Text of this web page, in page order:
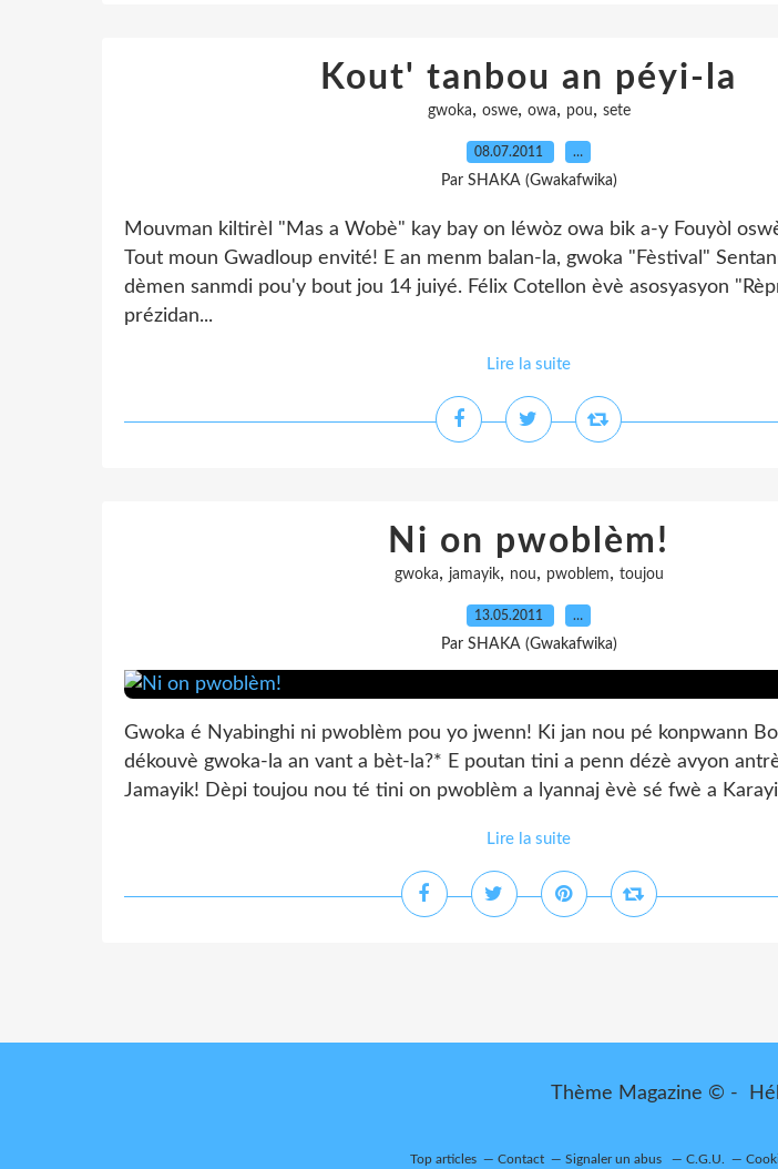
Kout' tanbou an péyi-la
gwoka, oswe, owa, pou, sete
08.07.2011 …
Par SHAKA (Gwakafwika)
Mouvman kiltirèl "Mas a Wobè" kay bay on léwòz owa bik a-y Fouyòl
Tout moun Gwadloup envité! E an menm balan-la, gwoka "Fèstival"
dèmen sanmdi pou'y bout jou 14 juiyé. Félix Cotellon èvè asosyasyon
prézidan...
Lire la suite
Ni on pwoblèm!
gwoka, jamayik, nou, pwoblem, toujou
13.05.2011 …
Par SHAKA (Gwakafwika)
Gwoka é Nyabinghi ni pwoblèm pou yo jwenn! Ki jan nou pé konpwann
dékouvè gwoka-la an vant a bèt-la?* E poutan tini a penn dézè avyon
Jamayik! Dèpi toujou nou té tini on pwoblèm a lyannaj èvè sé fwè a
Lire la suite
Thème Magazine © -
Top articles Contact Signaler un abus C.G.U.